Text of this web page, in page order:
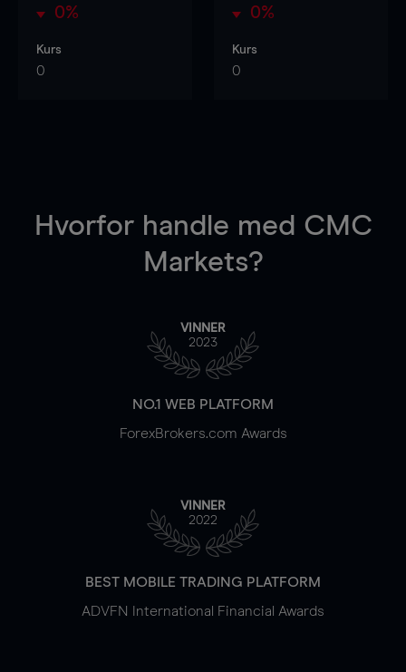
0%
Kurs
0
0%
Kurs
0
Hvorfor handle med CMC
Markets?
VINNER
2023
NO.1 WEB PLATFORM
ForexBrokers.com Awards
VINNER
2022
BEST MOBILE TRADING PLATFORM
ADVFN International Financial Awards